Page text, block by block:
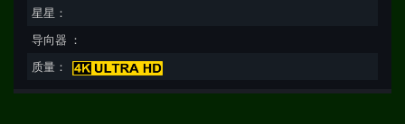
星星：
导向器 ：
质量：